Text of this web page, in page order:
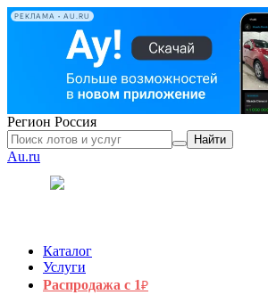
РЕКЛАМА • AU.RU
Регион Россия
Найти
Au.ru
Каталог
Услуги
Распродажа с 1₽